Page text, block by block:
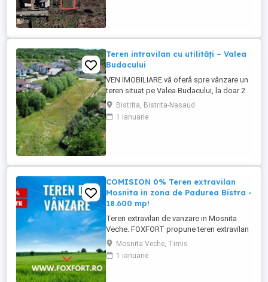
Teren intravilan cu utilități – Valea
Budacului
VEN IMOBILIARE vă oferă spre vânzare un
teren situat pe Valea Budacului, la doar 2
km de centrul municipiului Bistrița.
Proprietatea beneficiază de o amplasare
excelentă, într-o zonă liniștită, cu acces
Bistrita, Bistrita-Nasaud
1 ianuarie
COMISION 0% Teren extravilan
Mosnita in zona de Padurea Bistra -
18.600 mp!
Teren extravilan de vanzare in Mosnita
Veche. FOXFORT propune teren extravilan
de vanzare in Mosnita Veche, avand o
suprafata de 18.600 mp. Terenul este
situat chiar la marginea padurii Bistra.
Mosnita Veche, Timis
1 ianuarie